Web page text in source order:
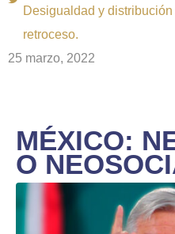
Desigualdad y
retroceso.
25 marzo, 2022
MÉXICO:
O